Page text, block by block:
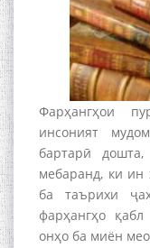
Фарҳангҳои
инсоният
бартарӣ
мебаранд, ки ин
ба таърихи
фарҳангҳо
онҳо ба миён
Дар
илмҳои
ба 100-
Табаров
назариявӣ